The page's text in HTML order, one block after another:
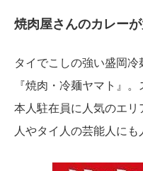
焼肉屋さんのカレー
タイでこしの強い盛岡
『焼肉・冷麺ヤマト』
本人駐在員に人気のエ
人やタイ人の芸能人にも